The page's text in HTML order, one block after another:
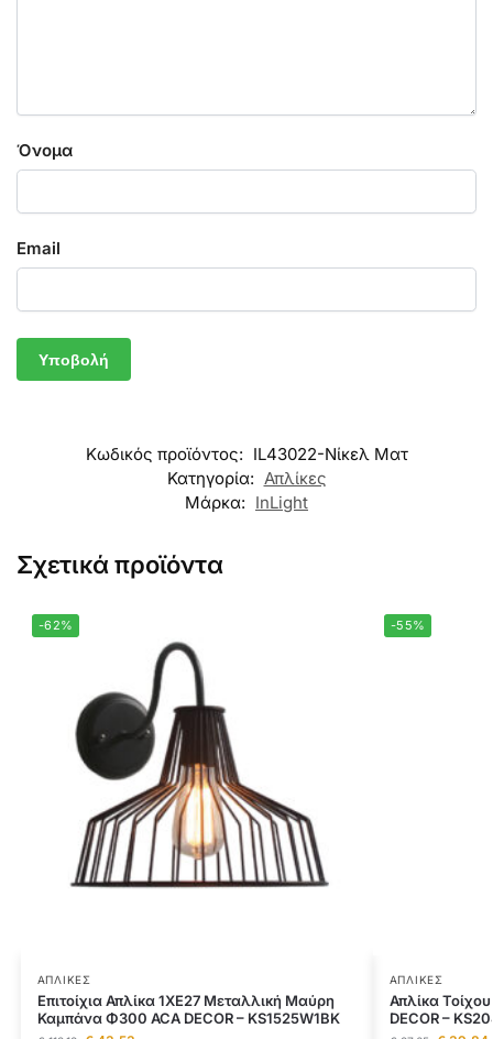
Όνομα
Email
Κωδικός προϊόντος: IL43022-Νίκελ Ματ
Κατηγορία: Απλίκες
Μάρκα: InLight
Σχετικά προϊόντα
-62%
ΑΠΛΊΚΕΣ
Επιτοίχια Απλίκα 1ΧΕ27 Μεταλλική Μαύρη
Καμπάνα Φ300 ACA DECOR – KS1525W1BK
-55%
ΑΠΛΊΚΕΣ
Απλίκα
DECOR –